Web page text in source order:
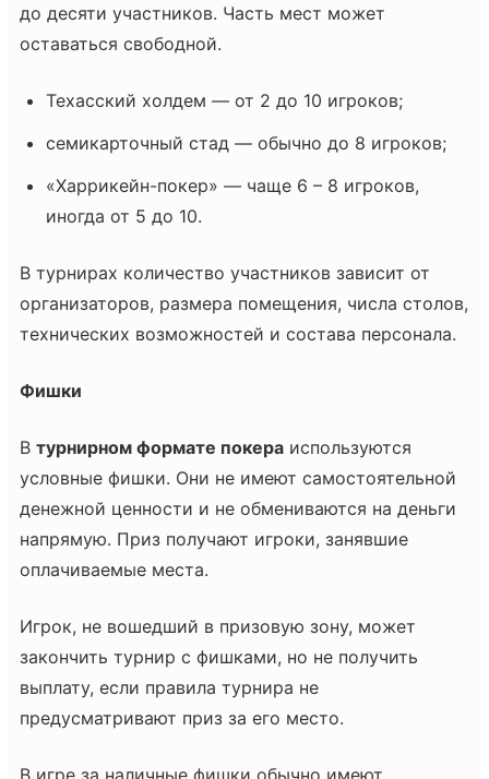
до десяти участников. Часть мест может
оставаться свободной.
Техасский холдем — от 2 до 10 игроков;
семикарточный стад — обычно до 8 игроков;
«Харрикейн-покер» — чаще 6 – 8 игроков,
иногда от 5 до 10.
В турнирах количество участников зависит от
организаторов, размера помещения, числа столов,
технических возможностей и состава персонала.
Фишки
В турнирном формате покера используются
условные фишки. Они не имеют самостоятельной
денежной ценности и не обмениваются на деньги
напрямую. Приз получают игроки, занявшие
оплачиваемые места.
Игрок, не вошедший в призовую зону, может
закончить турнир с фишками, но не получить
выплату, если правила турнира не
предусматривают приз за его место.
В игре за наличные фишки обычно имеют